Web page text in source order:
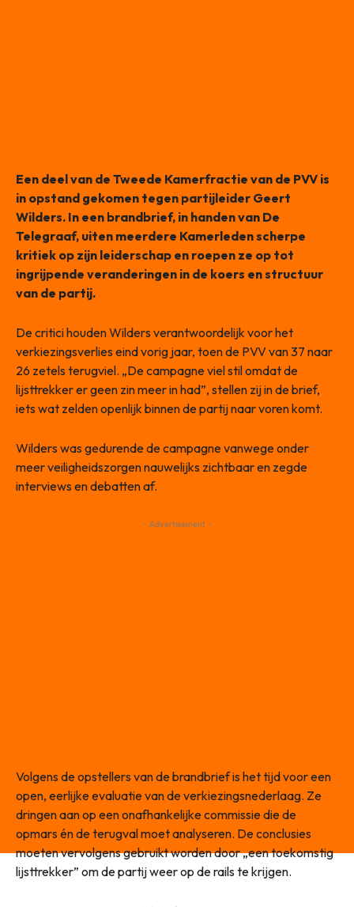
Een deel van de Tweede Kamerfractie van de PVV is
in opstand gekomen tegen partijleider Geert
Wilders. In een brandbrief, in handen van De
Telegraaf, uiten meerdere Kamerleden scherpe
kritiek op zijn leiderschap en roepen ze op tot
ingrijpende veranderingen in de koers en structuur
van de partij.
De critici houden Wilders verantwoordelijk voor het
verkiezingsverlies eind vorig jaar, toen de PVV van 37 naar
26 zetels terugviel. „De campagne viel stil omdat de
lijsttrekker er geen zin meer in had”, stellen zij in de brief,
iets wat zelden openlijk binnen de partij naar voren komt.
Wilders was gedurende de campagne vanwege onder
meer veiligheidszorgen nauwelijks zichtbaar en zegde
interviews en debatten af.
- Advertisement -
Volgens de opstellers van de brandbrief is het tijd voor een
open, eerlijke evaluatie van de verkiezingsnederlaag. Ze
dringen aan op een onafhankelijke commissie die de
opmars én de terugval moet analyseren. De conclusies
moeten vervolgens gebruikt worden door „een toekomstig
lijsttrekker” om de partij weer op de rails te krijgen.